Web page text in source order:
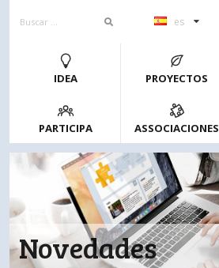
es
IDEA PROYECTOS
PARTICIPA ASSOCIACIONES
Novedades